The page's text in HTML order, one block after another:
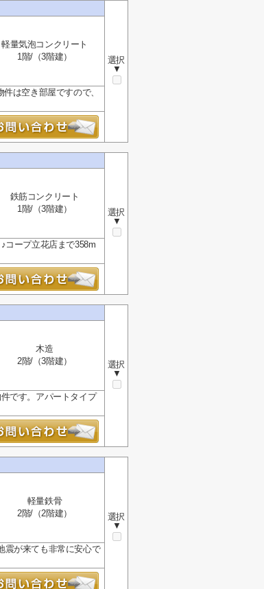
選択
▼
軽量気泡コンクリート
1階/（3階建）
は空き部屋ですので、
選択
▼
鉄筋コンクリート
1階/（3階建）
コープ立花店まで358m
選択
▼
木造
2階/（3階建）
です。アパートタイプ
選択
▼
軽量鉄骨
2階/（2階建）
震が来ても非常に安心で